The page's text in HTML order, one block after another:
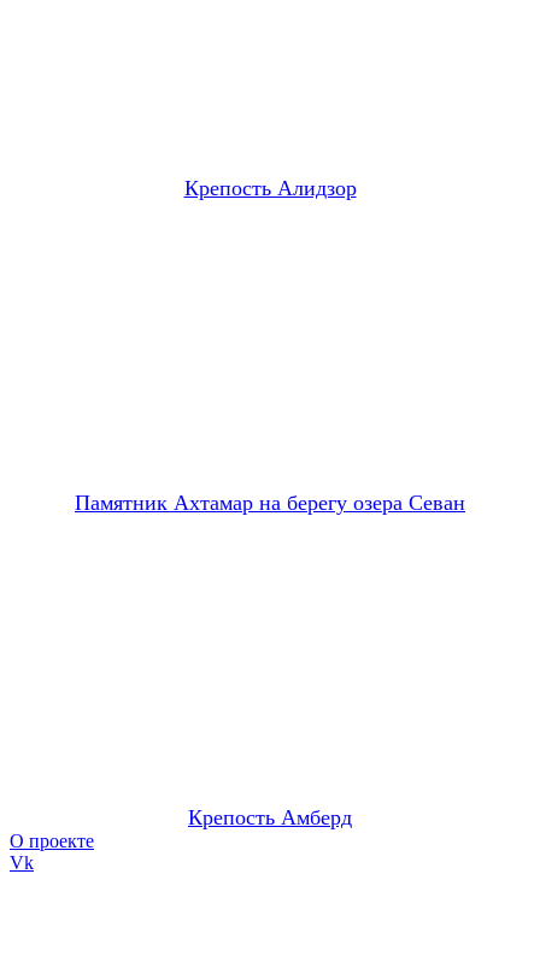
Крепость Алидзор
Памятник Ахтамар на берегу озера Севан
Крепость Амберд
О проекте
Vk